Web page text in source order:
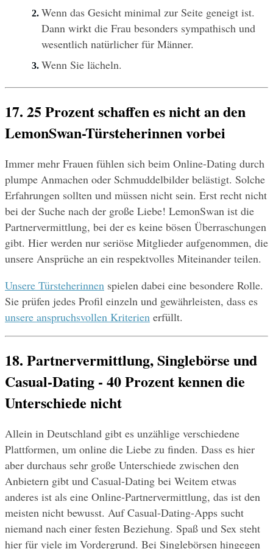
Wenn das Gesicht minimal zur Seite geneigt ist.
Dann wirkt die Frau besonders sympathisch und
wesentlich natürlicher für Männer.
Wenn Sie lächeln.
17. 25 Prozent schaffen es nicht an den
LemonSwan-Türsteherinnen vorbei
Immer mehr Frauen fühlen sich beim Online-Dating durch
plumpe Anmachen oder Schmuddelbilder belästigt. Solche
Erfahrungen sollten und müssen nicht sein. Erst recht nicht
bei der Suche nach der große Liebe! LemonSwan ist die
Partnervermittlung, bei der es keine bösen Überraschungen
gibt. Hier werden nur seriöse Mitglieder aufgenommen, die
unsere Ansprüche an ein respektvolles Miteinander teilen.
Unsere Türsteherinnen spielen dabei eine besondere Rolle.
unsere anspruchsvollen Kriterien erfüllt.
18. Partnervermittlung, Singlebörse und
Casual-Dating - 40 Prozent kennen die
Unterschiede nicht
Allein in Deutschland gibt es unzählige verschiedene
Plattformen, um online die Liebe zu finden. Dass es hier
aber durchaus sehr große Unterschiede zwischen den
Anbietern gibt und Casual-Dating bei Weitem etwas
anderes ist als eine Online-Partnervermittlung, das ist den
meisten nicht bewusst. Auf Casual-Dating-Apps sucht
niemand nach einer festen Beziehung. Spaß und Sex steht
hier für viele im Vordergrund. Bei Singlebörsen hingegen